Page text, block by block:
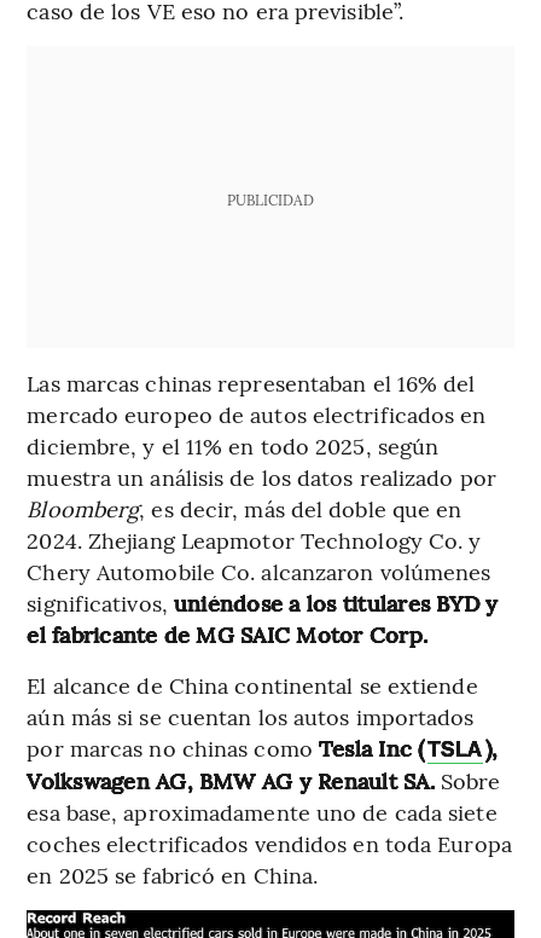
caso de los VE eso no era previsible”.
PUBLICIDAD
Las marcas chinas representaban el 16% del
mercado europeo de autos electrificados en
diciembre, y el 11% en todo 2025, según
muestra un análisis de los datos realizado por
Bloomberg, es decir, más del doble que en
2024. Zhejiang Leapmotor Technology Co. y
Chery Automobile Co. alcanzaron volúmenes
significativos, uniéndose a los titulares BYD y
el fabricante de MG SAIC Motor Corp.
El alcance de China continental se extiende
aún más si se cuentan los autos importados
por marcas no chinas como Tesla Inc (TSLA),
Volkswagen AG, BMW AG y Renault SA.Sobre
esa base, aproximadamente uno de cada siete
coches electrificados vendidos en toda Europa
en 2025 se fabricó en China.